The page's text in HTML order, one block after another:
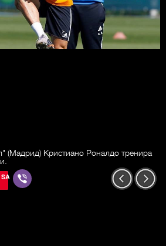
(Мадрид) Кристиано Роналдо тренира
SAVE